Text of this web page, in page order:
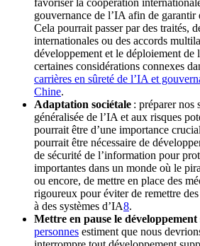
favoriser la coopération
gouvernance de l’IA afin de garantir
Cela pourrait passer par des traités,
internationales ou des accords
développement et le déploiement de
certaines considérations connexes
carrières en sûreté de l’IA et
Chine.
Adaptation sociétale : préparer nos
généralisée de l’IA et aux risques
pourrait être d’une importance
pourrait être nécessaire de
de sécurité de l’information pour
importantes dans un monde où le
ou encore, de mettre en place des
rigoureux pour éviter de remettre
à des systèmes d’IA⁠8.
Mettre en pause le développement
personnes estiment que nous